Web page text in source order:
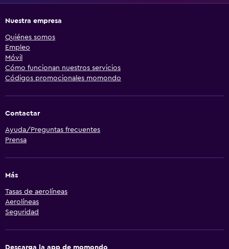
Nuestra empresa
Quiénes somos
Empleo
Móvil
Cómo funcionan nuestros servicios
Códigos promocionales momondo
Contactar
Ayuda/Preguntas frecuentes
Prensa
Más
Tasas de aerolíneas
Aerolíneas
Seguridad
Descarga la app de momondo